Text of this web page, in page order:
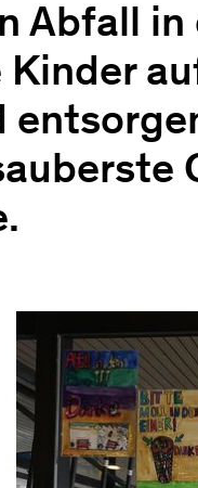
Abfall in